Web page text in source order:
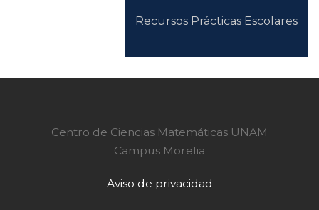
Recursos Prácticas Escolares
Centro de Ciencias Matemáticas UNAM
Campus Morelia
Aviso de privacidad